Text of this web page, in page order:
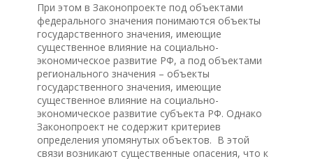
При этом в Законопроекте под объектами
федерального значения понимаются объекты
государственного значения, имеющие
существенное влияние на социально-
экономическое развитие РФ, а под объектами
регионального значения – объекты
государственного значения, имеющие
существенное влияние на социально-
экономическое развитие субъекта РФ. Однако
Законопроект не содержит критериев
определения упомянутых объектов. В этой
связи возникают существенные опасения, что к